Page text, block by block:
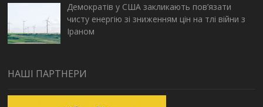
Демократів у США закликають пов’язати
чисту енергію зі зниженням цін на тлі війни з
Іраном
НАШІ ПАРТНЕРИ